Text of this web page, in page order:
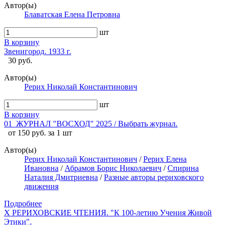
Автор(ы)
Блаватская Елена Петровна
шт
В корзину
Звенигород. 1933 г.
30 руб.
Автор(ы)
Рерих Николай Константинович
шт
В корзину
01_ЖУРНАЛ "ВОСХОД" 2025 / Выбрать журнал.
от 150 руб. за 1 шт
Автор(ы)
Рерих Николай Константинович /Рерих Елена
Ивановна / Абрамов Борис Николаевич /Спирина
Наталия Дмитриевна /Разные авторы рериховского
движения
Подробнее
X РЕРИХОВСКИЕ ЧТЕНИЯ. "К 100-летию Учения Живой
Этики".